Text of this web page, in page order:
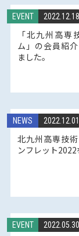
2022.12.18
EVENT
「北九州高専
ム」の会員紹
ました。
2022.12.01
NEWS
北九州高専技
ンフレット2022
2022.05.30
EVENT